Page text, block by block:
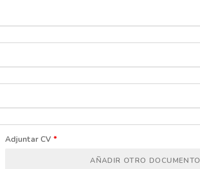
Adjuntar CV *
AÑADIR OTRO DOCUMENTO